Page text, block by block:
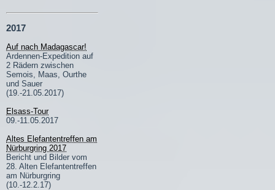
2017
Auf nach Madagascar!
Ardennen-Expedition auf
2 Rädern zwischen
Semois, Maas, Ourthe
und Sauer
(19.-21.05.2017)
Elsass-Tour
09.-11.05.2017
Altes Elefantentreffen am
Nürburgring 2017
Bericht und Bilder vom
28. Alten Elefantentreffen
am Nürburgring
(10.-12.2.17)